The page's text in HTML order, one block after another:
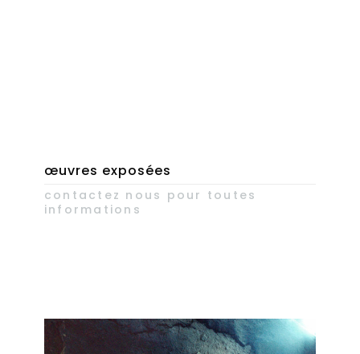
œuvres exposées
contactez nous pour toutes
informations